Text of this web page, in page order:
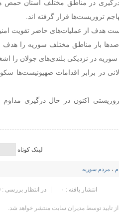
در مناطق مختلف استان حمص
تروریست‌ها قرار گرفته اند.
هدف از عملیات‌های حاضر تقویت
بار مناطق مختلف سوریه را هدف
در نزدیکی بلندی‌های جولان را
در برابر اقدامات صهیونیست‌ها
اکنون در حال درگیری مداوم
لینک کوتاه
، مردم سوریه
در انتظار بررسی : 0 انتشار یافته : ۰
توسط مدیران سایت منتشر خواهد شد.